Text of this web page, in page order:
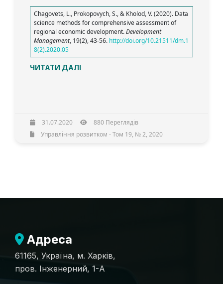
Chagovets, L., Prokopovych, S., & Kholod, V. (2020). Data
science methods for comprehensive assessment of
regional economic development.Development
Management, 19(2), 43-56. http://doi.org/10.21511/dm.1
8(2).2020.05
ЧИТАТИ ДАЛІ
31.07.2020
880 Переглядів
Управління розвитком - Том 19, № 2, 2020
Адреса
61165, Україна, м. Харків,
пров. Інженерний, 1-А